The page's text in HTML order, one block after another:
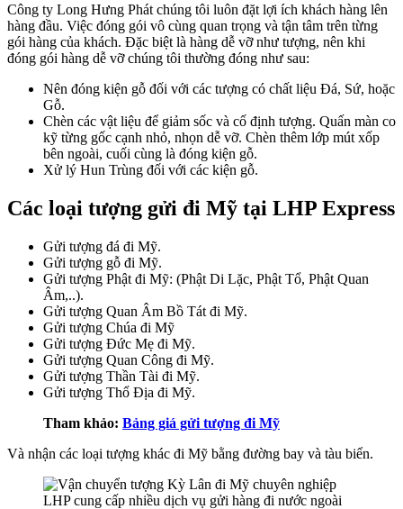
Công ty Long Hưng Phát chúng tôi luôn đặt lợi ích khách hàng lên
hàng đầu. Việc đóng gói vô cùng quan trọng và tận tâm trên từng
gói hàng của khách. Đặc biệt là hàng dễ vỡ như tượng, nên khi
đóng gói hàng dễ vỡ chúng tôi thường đóng như sau:
Nên đóng kiện gỗ đối với các tượng có chất liệu Đá, Sứ, hoặc
Gỗ.
Chèn các vật liệu để giảm sốc và cố định tượng. Quấn màn co
kỹ từng gốc cạnh nhỏ, nhọn dễ vỡ. Chèn thêm lớp mút xốp
bên ngoài, cuối cùng là đóng kiện gỗ.
Xử lý Hun Trùng đối với các kiện gỗ.
Các loại tượng gửi đi Mỹ tại LHP Express
Gửi tượng đá đi Mỹ.
Gửi tượng gỗ đi Mỹ.
Gửi tượng Phật đi Mỹ: (Phật Di Lặc, Phật Tổ, Phật Quan
Âm,..).
Gửi tượng Quan Âm Bồ Tát đi Mỹ.
Gửi tượng Chúa đi Mỹ
Gửi tượng Đức Mẹ đi Mỹ.
Gửi tượng Quan Công đi Mỹ.
Gửi tượng Thần Tài đi Mỹ.
Gửi tượng Thổ Địa đi Mỹ.
Tham khảo: Bảng giá gửi tượng đi Mỹ
Và nhận các loại tượng khác đi Mỹ bằng đường bay và tàu biển.
LHP cung cấp nhiều dịch vụ gửi hàng đi nước ngoài